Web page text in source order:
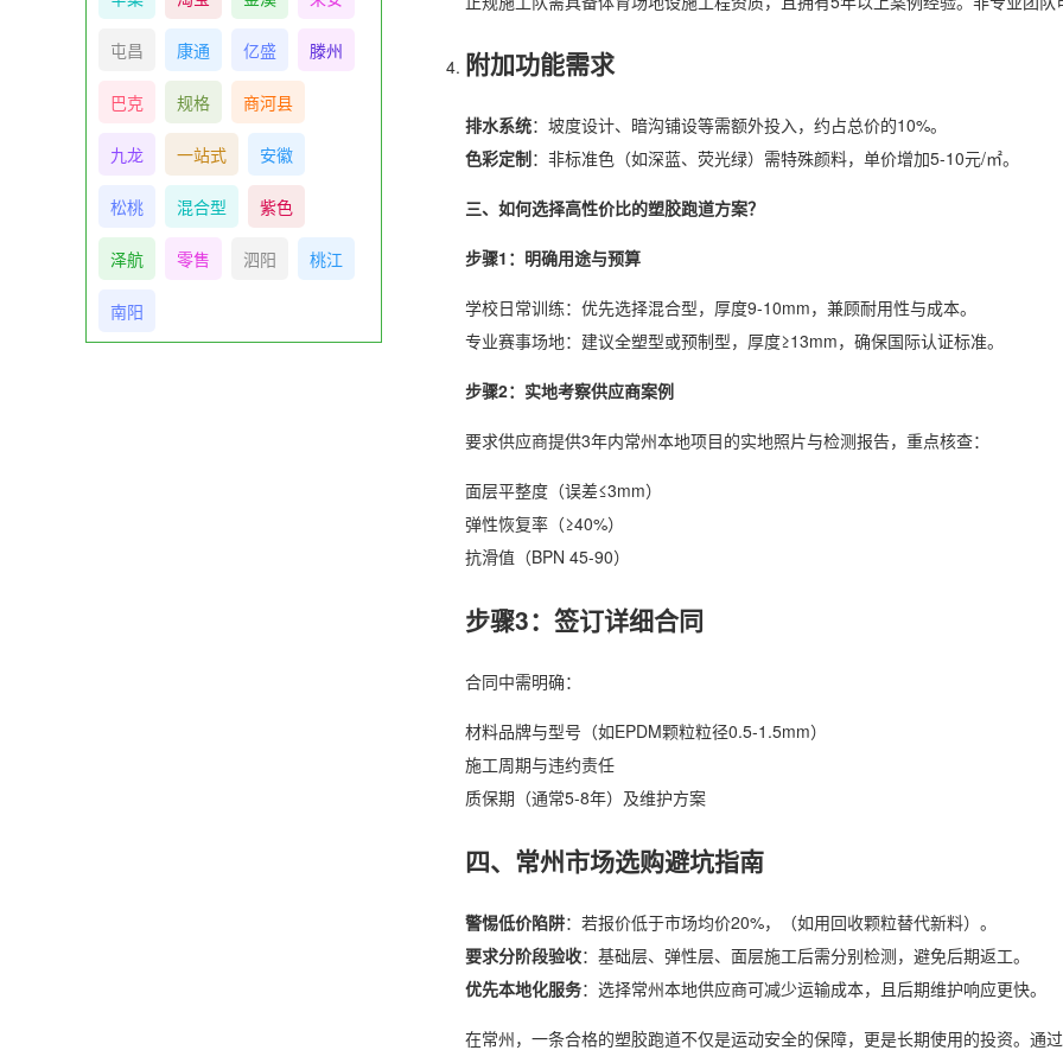
屯昌 康通 亿盛 滕州
巴克 规格 商河县
九龙 一站式 安徽
松桃 混合型 紫色
泽航 零售 泗阳 桃江
南阳
附加功能需求
排水系统：坡度设计、暗沟铺设等需额外投入，约占总价的10%。
色彩定制：非标准色（如深蓝、荧光绿）需特殊颜料，单价增加5-10元/㎡。
三、如何选择高性价比的塑胶跑道方案？
步骤1：明确用途与预算
学校日常训练：优先选择混合型，厚度9-10mm，兼顾耐用性与成本。
专业赛事场地：建议全塑型或预制型，厚度≥13mm，确保国际认证标准。
步骤2：实地考察供应商案例
要求供应商提供3年内常州本地项目的实地照片与检测报告，重点核查：
面层平整度（误差≤3mm）
弹性恢复率（≥40%）
抗滑值（BPN 45-90）
步骤3：签订详细合同
合同中需明确：
材料品牌与型号（如EPDM颗粒粒径0.5-1.5mm）
施工周期与违约责任
质保期（通常5-8年）及维护方案
四、常州市场选购避坑指南
警惕低价陷阱：若报价低于市场均价20%，（如用回收颗粒替代新料）。
要求分阶段验收：基础层、弹性层、面层施工后需分别检测，避免后期返工。
优先本地化服务：选择常州本地供应商可减少运输成本，且后期维护响应更快。
在常州，一条合格的塑胶跑道不仅是运动安全的保障，更是长期使用的投资。通